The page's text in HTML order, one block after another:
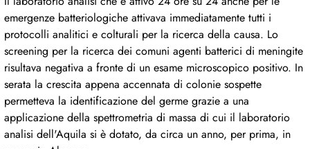
emergenze batteriologiche attivava immediatamente tutti i
protocolli analitici e colturali per la ricerca della causa. Lo
screening per la ricerca dei comuni agenti batterici di meningite
risultava negativa a fronte di un esame microscopico positivo. In
serata la crescita appena accennata di colonie sospette
permetteva la identificazione del germe grazie a una
applicazione della spettrometria di massa di cui il laboratorio
analisi dell'Aquila si è dotato, da circa un anno, per prima, in